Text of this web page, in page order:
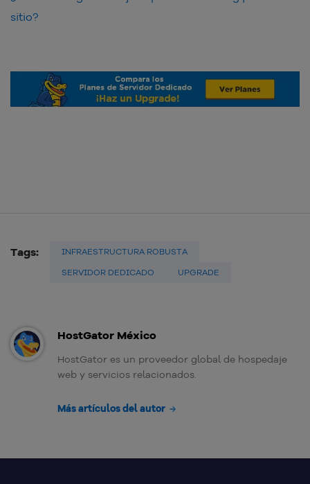
sitio?
Tags:
INFRAESTRUCTURA ROBUSTA
SERVIDOR DEDICADO
UPGRADE
HostGator México
HostGator es un proveedor global de hospedaje
web y servicios relacionados.
Más artículos del autor